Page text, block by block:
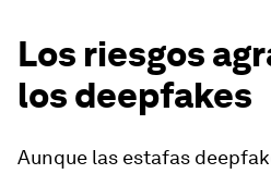
Los riesgos
los deepfakes
Aunque las estafas